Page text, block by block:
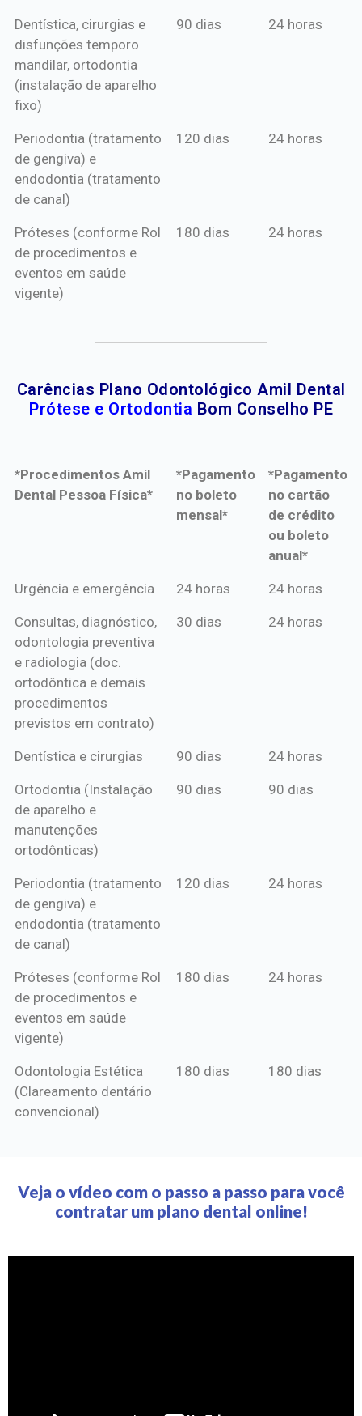
Dentística, cirurgias e
disfunções temporo
mandilar, ortodontia
(instalação de aparelho
fixo)
90 dias 24 horas
Periodontia (tratamento
de gengiva) e
endodontia (tratamento
de canal)
120 dias 24 horas
Próteses (conforme Rol
de procedimentos e
eventos em saúde
vigente)
180 dias 24 horas
Carências Plano Odontológico Amil Dental
Prótese e Ortodontia Bom Conselho PE
*Procedimentos Amil
Dental Pessoa Física*
*Pagamento
no boleto
mensal*
*Pagamento
no cartão
de crédito
ou boleto
anual*
*Procedimentos Amil
*Pagamento
mensal*
*Pagamento
de crédito
Urgência e emergência 24 horas 24 horas
Consultas, diagnóstico,
odontologia preventiva
e radiologia (doc.
ortodôntica e demais
procedimentos
previstos em contrato)
30 dias 24 horas
Dentística e cirurgias 90 dias 24 horas
Ortodontia (Instalação
de aparelho e
manutenções
ortodônticas)
90 dias 90 dias
Periodontia (tratamento
de gengiva) e
endodontia (tratamento
de canal)
120 dias 24 horas
Próteses (conforme Rol
de procedimentos e
eventos em saúde
vigente)
180 dias 24 horas
Odontologia Estética
(Clareamento dentário
convencional)
180 dias 180 dias
Veja o vídeo com o passo a passo para você
contratar um plano dental online!